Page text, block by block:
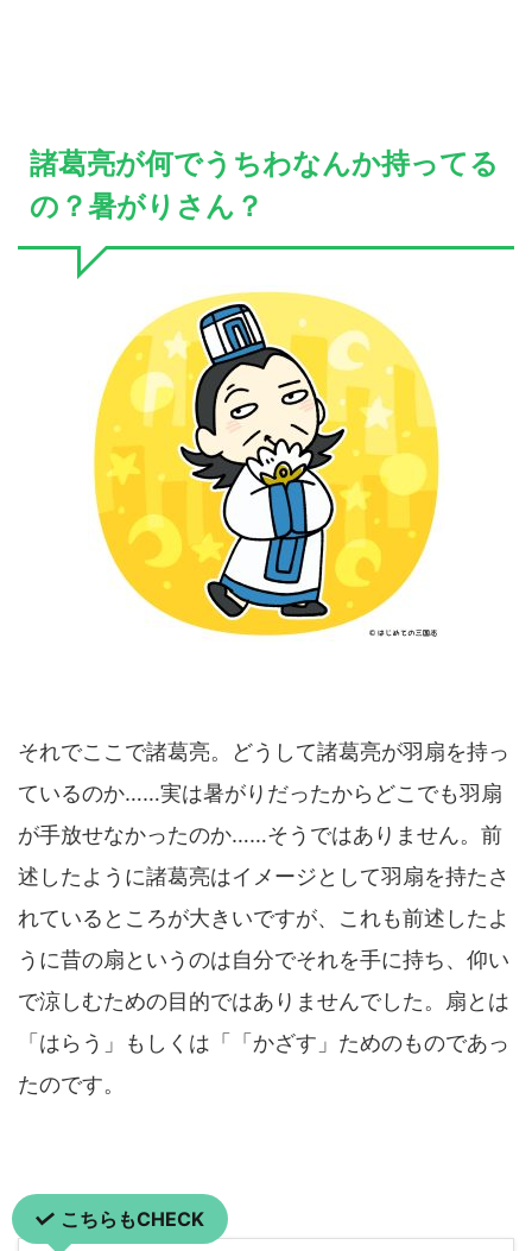
諸葛亮が何でうちわなんか持ってる
の？暑がりさん？
それでここで諸葛亮。どうして諸葛亮が羽扇を持っ
ているのか……実は暑がりだったからどこでも羽扇
が手放せなかったのか……そうではありません。前
述したように諸葛亮はイメージとして羽扇を持たさ
れているところが大きいですが、これも前述したよ
うに昔の扇というのは自分でそれを手に持ち、仰い
で涼しむための目的ではありませんでした。扇とは
「はらう」もしくは「「かざす」ためのものであっ
たのです。
こちらもCHECK